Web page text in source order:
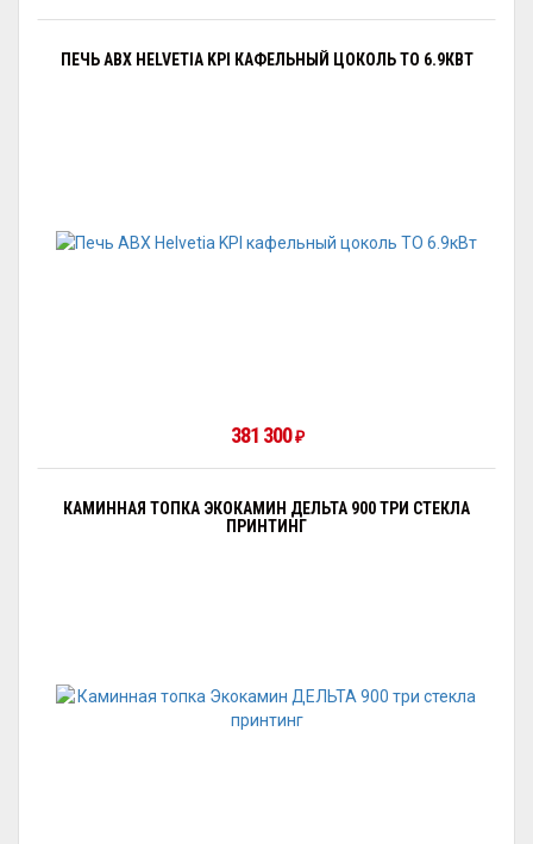
ПЕЧЬ ABX HELVETIA KPI КАФЕЛЬНЫЙ ЦОКОЛЬ ТО 6.9КВТ
381 300₽
КАМИННАЯ ТОПКА ЭКОКАМИН ДЕЛЬТА 900 ТРИ СТЕКЛА
ПРИНТИНГ